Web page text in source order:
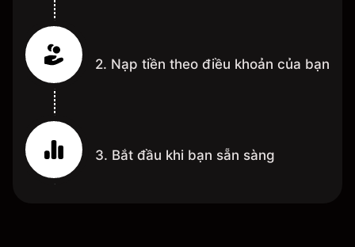
2. Nạp tiền theo điều khoản của bạn
3. Bắt đầu khi bạn sẵn sàng